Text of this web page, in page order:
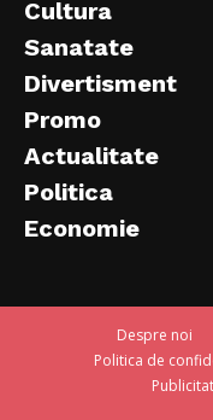
Cultura
Sanatate
Divertisment
Promo
Actualitate
Politica
Economie
Despre noi
Politica de